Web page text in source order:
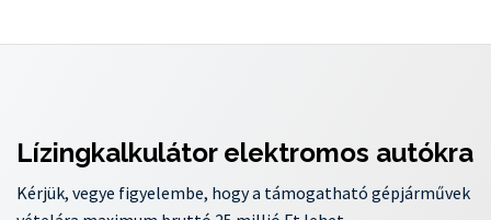
Lízingkalkulátor elektromos autókra
Kérjük, vegye figyelembe, hogy a támogatható gépjárművek